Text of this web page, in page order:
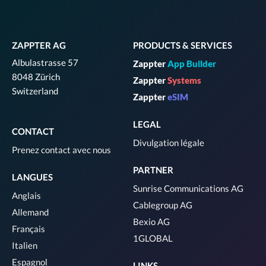
ZAPPTER AG
Albulastrasse 57
8048 Zürich
Switzerland
CONTACT
Prenez contact avec nous
LANGUES
Anglais
Allemand
Français
Italien
Espagnol
PRODUCTS & SERVICES
ZappterApp Builder
ZappterSystems
ZapptereSIM
LEGAL
Divulgation légale
PARTNER
Sunrise Communications AG
Cablegroup AG
Bexio AG
1GLOBAL